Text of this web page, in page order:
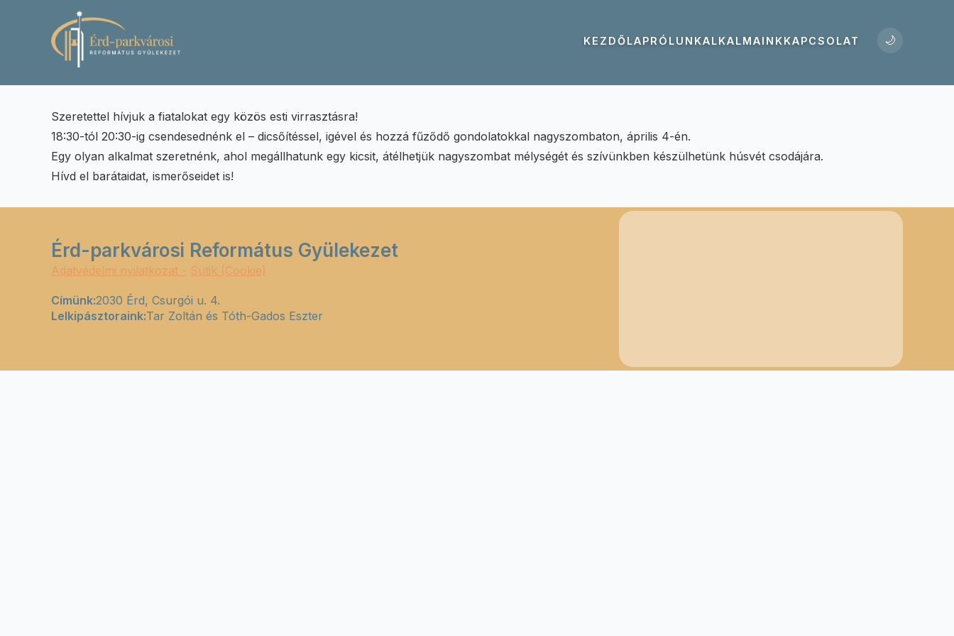
KEZDŐLAPRÓLUNKALKALMAINKKAPCSOLAT 🌙
Szeretettel hívjuk a fiatalokat egy közös esti virrasztásra!
18:30-tól 20:30-ig csendesednénk el – dicsőítéssel, igével és hozzá fűződő gondolatokkal nagyszombaton, április 4-én.
Egy olyan alkalmat szeretnénk, ahol megállhatunk egy kicsit, átélhetjük nagyszombat mélységét és szívünkben készülhetünk húsvét csodájára.
Hívd el barátaidat, ismerőseidet is!
Érd-parkvárosi Református Gyülekezet
Adatvédelmi nyilatkozat - Sütik (Cookie)
Címünk:2030 Érd, Csurgói u. 4.
Lelkipásztoraink:Tar Zoltán és Tóth-Gados Eszter